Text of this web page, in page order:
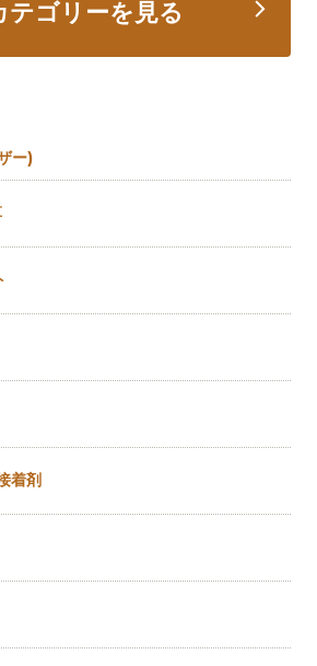
テゴリーを見る
ー)
着剤